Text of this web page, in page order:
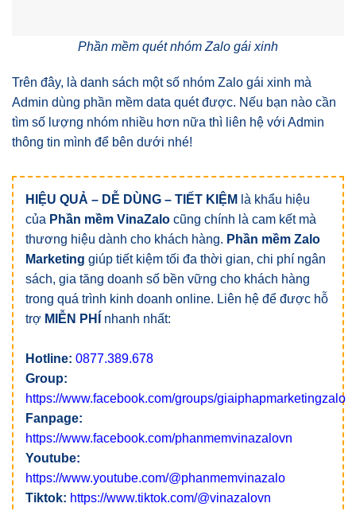
Phần mềm quét nhóm Zalo gái xinh
Trên đây, là danh sách một số nhóm Zalo gái xinh mà
Admin dùng phần mềm data quét được. Nếu bạn nào cần
tìm số lượng nhóm nhiều hơn nữa thì liên hệ với Admin
thông tin mình để bên dưới nhé!
HIỆU QUẢ – DỄ DÙNG – TIẾT KIỆM là khẩu hiệu
của Phần mềm VinaZalo cũng chính là cam kết mà
thương hiệu dành cho khách hàng. Phần mềm Zalo
Marketing giúp tiết kiệm tối đa thời gian, chi phí ngân
sách, gia tăng doanh số bền vững cho khách hàng
trong quá trình kinh doanh online. Liên hệ để được hỗ
trợ MIỄN PHÍ nhanh nhất:
Hotline: 0877.389.678
Group:
https://www.facebook.com/groups/giaiphapmarketingzalo
Fanpage:
https://www.facebook.com/phanmemvinazalovn
Youtube:
https://www.youtube.com/@phanmemvinazalo
Tiktok: https://www.tiktok.com/@vinazalovn